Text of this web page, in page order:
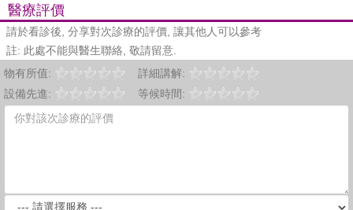
醫療評價
請於看診後, 分享對次診療的評價, 讓其他人可以參考
註: 此處不能與醫生聯絡, 敬請留意.
物有所值:
詳細講解:
設備先進:
等候時間: